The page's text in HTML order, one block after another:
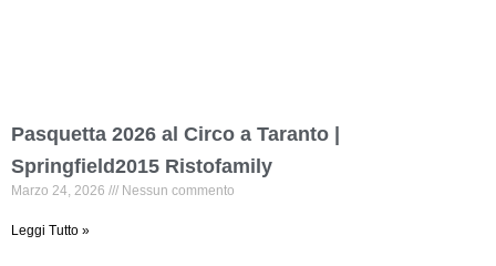
Pasquetta 2026 al Circo a Taranto |
Springfield2015 Ristofamily
Marzo 24, 2026 Nessun commento
Leggi Tutto »